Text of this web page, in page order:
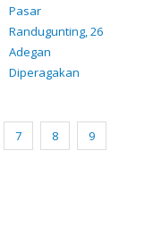
Pasar
Randugunting, 26
Adegan
Diperagakan
Page
7 Page
8 Page
9